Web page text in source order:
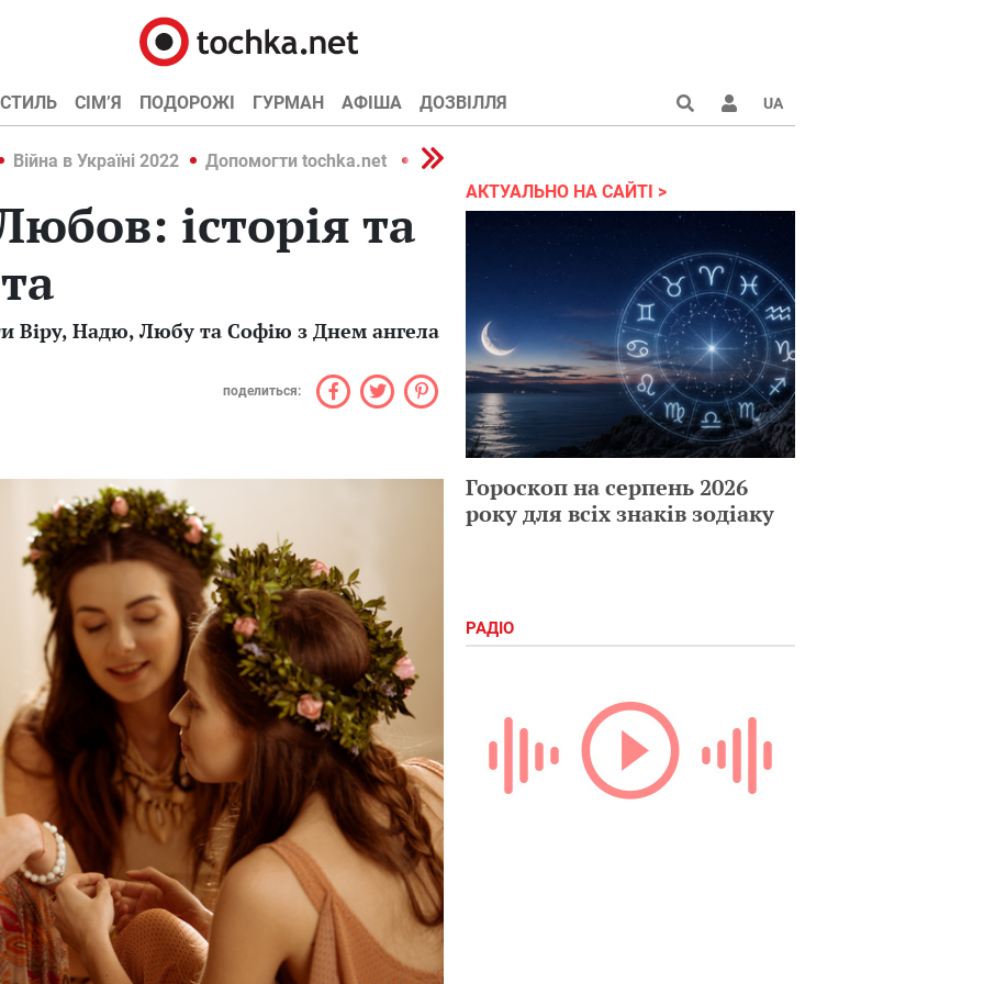
СТИЛЬ СІМ’Я ПОДОРОЖІ ГУРМАН АФІША ДОЗВІЛЛЯ UA
Війна в Україні 2022 Допомогти tochka.net Війна в Україні 2022
історія та
Віру, Надю, Любу та Софію з Днем ангела
поделиться:
АКТУАЛЬНО НА САЙТІ
Гороскоп на серпень 2026
року для всіх знаків зодіаку
РАДІО